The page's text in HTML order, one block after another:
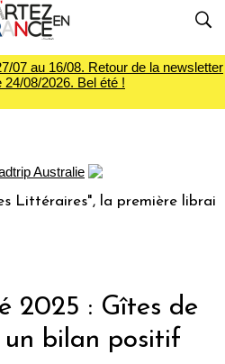
07 au 16/08. Retour de la newsletter
24/08/2026. Bel été !
la première librairie du
2025 : Gîtes de
un bilan positif